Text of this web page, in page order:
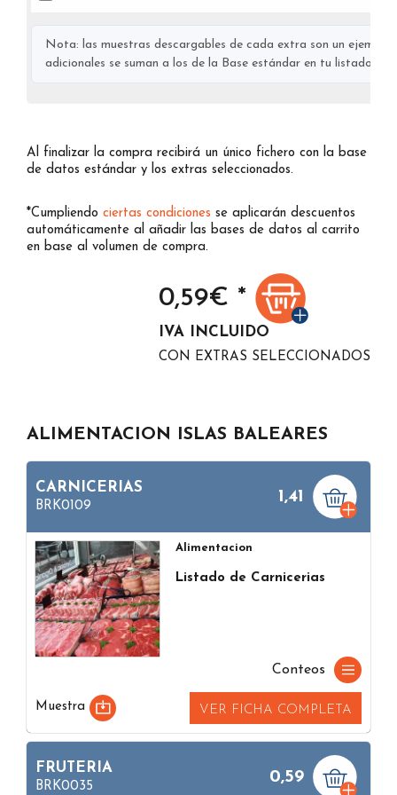
Nota: las muestras descargables de cada extra son un
adicionales se suman a los de la Base estándar en tu listado
Al finalizar la compra recibirá un único fichero con la base
de datos estándar y los extras seleccionados.
*Cumpliendo ciertas condiciones se aplicarán descuentos
automáticamente al añadir las bases de datos al carrito
en base al volumen de compra.
0,59€ *
IVA INCLUIDO
CON EXTRAS SELECCIONADOS
ALIMENTACION ISLAS BALEARES
CARNICERIAS
BRK0109
1,41
Alimentacion
Listado de Carnicerias
Conteos
Muestra VER FICHA COMPLETA
FRUTERIA
BRK0035
0,59